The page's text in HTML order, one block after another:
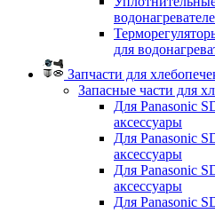
для
Запчасти для
Запасные части для
Для Panasonic
аксессуары
Для Panasonic
аксессуары
Для Panasonic
аксессуары
Для Panasonic